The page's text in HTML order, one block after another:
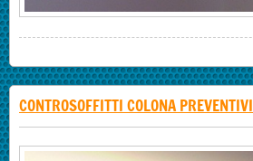
CONTROSOFFITTI COLONA PREVENTIVI